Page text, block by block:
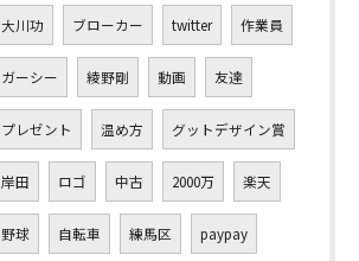
大川功 ブローカー twitter 作業員
ガーシー 綾野剛 動画 友達
プレゼント 温め方 グットデザイン賞
岸田 ロゴ 中古 2000万 楽天
野球 自転車 練馬区 paypay